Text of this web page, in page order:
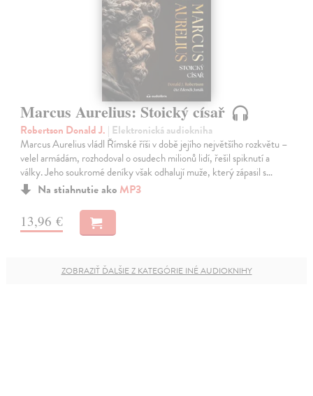
Marcus Aurelius: Stoický císař
Robertson Donald J. | Elektronická audiokniha
Marcus Aurelius vládl Římské říši v době jejího největšího rozkvětu –
velel armádám, rozhodoval o osudech milionů lidí, řešil spiknutí a
války. Jeho soukromé deníky však odhalují muže, který zápasil s…
Na stiahnutie ako MP3
13,96 €
ZOBRAZIŤ ĎALŠIE Z KATEGÓRIE INÉ AUDIOKNIHY